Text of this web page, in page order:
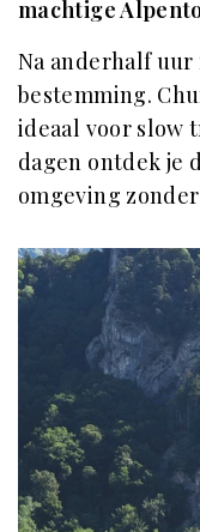
machtige
Na anderhalf uur
bestemming.
ideaal voor slow
dagen ontdek je
omgeving